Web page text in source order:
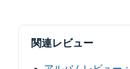
関連レビュー